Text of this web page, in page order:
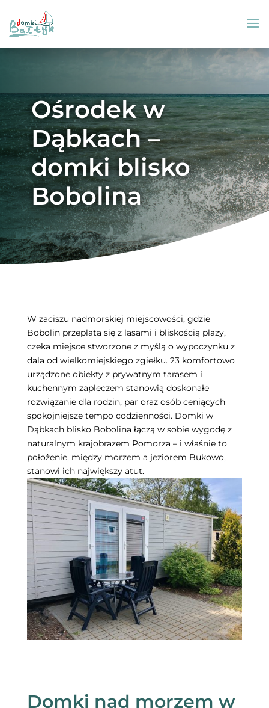
Ośrodek w
Dąbkach –
domki blisko
Bobolina
W zaciszu nadmorskiej miejscowości, gdzie
Bobolin przeplata się z lasami i bliskością plaży,
czeka miejsce stworzone z myślą o wypoczynku z
dala od wielkomiejskiego zgiełku. 23 komfortowo
urządzone obiekty z prywatnym tarasem i
kuchennym zapleczem stanowią doskonałe
rozwiązanie dla rodzin, par oraz osób ceniących
spokojniejsze tempo codzienności. Domki w
Dąbkach blisko Bobolina łączą w sobie wygodę z
naturalnym krajobrazem Pomorza – i właśnie to
położenie, między morzem a jeziorem Bukowo,
stanowi ich największy atut.
Domki nad morzem w